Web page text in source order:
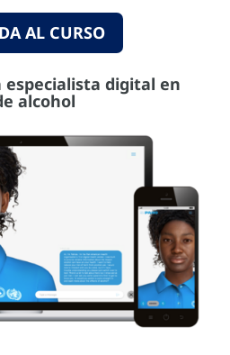
AL CURSO
especialista digital en
alcohol